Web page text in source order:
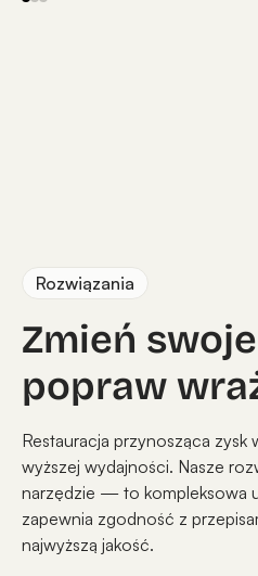
Rozwiązania
Zmień
popraw
Restauracja przynosząca zysk
wyższej wydajności. Nasze
narzędzie — to kompleksowa
zapewnia zgodność z
najwyższą jakość.